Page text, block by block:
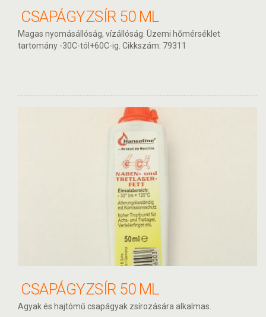
CSAPÁGYZSÍR 50 ML
Magas nyomásállóság, vízállóság. Üzemi hőmérséklet
tartomány -30C-tól+60C-ig. Cikkszám: 79311
CSAPÁGYZSÍR 50 ML
Agyak és hajtómű csapágyak zsírozására alkalmas.